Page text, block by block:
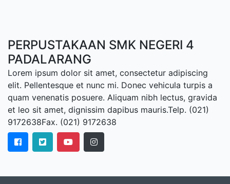
PERPUSTAKAAN SMK NEGERI 4
PADALARANG
Lorem ipsum dolor sit amet, consectetur adipiscing
elit. Pellentesque et nunc mi. Donec vehicula turpis a
quam venenatis posuere. Aliquam nibh lectus, gravida
et leo sit amet, dignissim dapibus mauris.Telp. (021)
9172638Fax. (021) 9172638